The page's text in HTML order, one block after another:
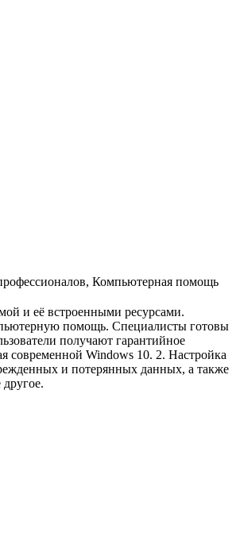
Компьютерная помощь
и её встроенными ресурсами.
помощь. Специалисты готовы
получают гарантийное
современной Windows 10. 2. Настройка
и потерянных данных, а также